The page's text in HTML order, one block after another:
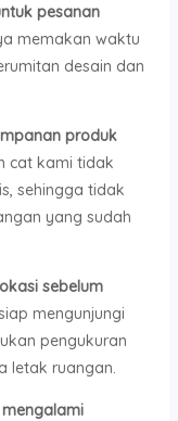
pesanan
memakan waktu
desain dan
produk
cat kami tidak
sehingga tidak
yang sudah
sebelum
mengunjungi
pengukuran
letak ruangan.